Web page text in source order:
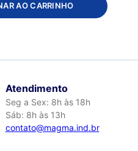
AO CARRINHO
Atendimento
Seg a Sex: 8h às 18h
Sáb: 8h às 13h
contato@magma.ind.br